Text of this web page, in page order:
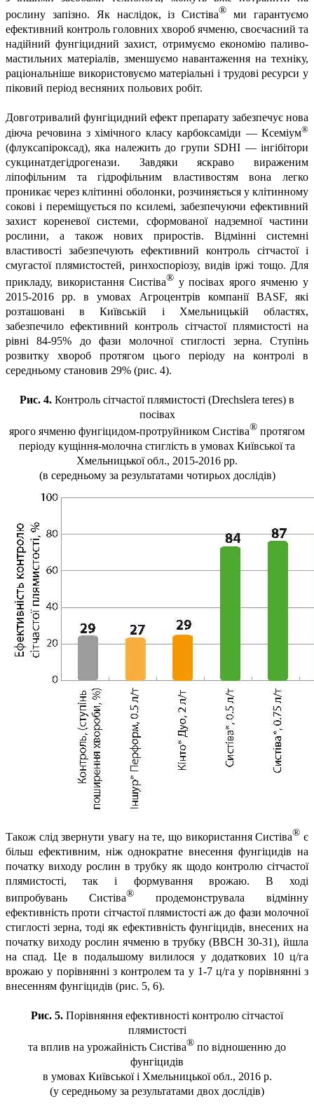
рослину запізно. Як наслідок, ізСистіва® ми гарантуємо
ефективний контроль головних хвороб ячменю, своєчасний та
надійний фунгіцидний захист, отримуємо економію паливо-
мастильних матеріалів, зменшуємо навантаження на техніку,
раціональніше використовуємо матеріальні і трудові ресурси у
піковий період весняних польових робіт.
Довготривалий фунгіцидний ефект препарату забезпечує нова
діюча речовина з хімічного класу карбоксаміди — Ксеміум®
(флуксапіроксад), яка належить до групи SDHI — інгібітори
сукцинатдегідрогенази. Завдяки яскраво вираженим
ліпофільним та гідрофільним властивостям вона легко
проникає через клітинні оболонки, розчиняється у клітинному
сокові і переміщується по ксилемі, забезпечуючи ефективний
захист кореневої системи, сформованої надземної частини
рослини, а також нових приростів. Відмінні системні
властивості забезпечують ефективний контроль сітчастої і
смугастої плямистостей, ринхоспоріозу, видів іржі тощо. Для
прикладу, використання Систіва®у посівах ярого ячменю у
2015-2016 рр. в умовах Агроцентрів компанії BASF, які
розташовані в Київській і Хмельницькій областях,
забезпечило ефективний контроль сітчастої плямистості на
рівні 84-95% до фази молочної стиглості зерна. Ступінь
розвитку хвороб протягом цього періоду на контролі в
середньому становив 29% (рис. 4).
Рис. 4. Контроль сітчастої плямистості (Drechslera teres) в
посівах
ярого ячменю фунгіцидом-протруйником Систіва® протягом
періоду кущіння-молочна стиглість в умовах Київської та
Хмельницької обл., 2015-2016 рр.
(в середньому за результатами чотирьох дослідів)
Також слід звернути увагу на те, що використанняСистіва® є
більш ефективним, ніж однократне внесення фунгіцидів на
початку виходу рослин в трубку як щодо контролю сітчастої
плямистості, так і формування врожаю. В ході
випробувань Систіва® продемонструвала відмінну
ефективність проти сітчастої плямистості аж до фази молочної
стиглості зерна, тоді як ефективність фунгіцидів, внесених на
початку виходу рослин ячменю в трубку (ВВСН 30-31), йшла
на спад. Це в подальшому вилилося у додаткових 10 ц/га
врожаю у порівнянні з контролем та у 1-7 ц/га у порівнянні з
внесенням фунгіцидів (рис. 5, 6).
Рис. 5. Порівняння ефективності контролю сітчастої
плямистості
та вплив на урожайність Систіва® по відношенню до
фунгіцидів
в умовах Київської і Хмельницької обл., 2016 р.
(у середньому за результатами двох дослідів)